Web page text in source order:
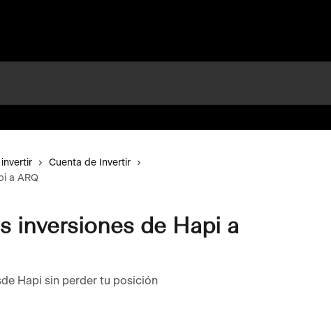
Cuenta de Invertir
a ARQ
inversiones de Hapi a
Hapi sin perder tu posición